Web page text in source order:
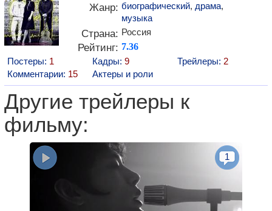
Жанр: биографический, драма,
музыка
Страна: Россия
Рейтинг: 7.36
Постеры: 1 Кадры: 9 Трейлеры: 2
Комментарии: 15 Актеры и роли
Другие трейлеры к
фильму:
1